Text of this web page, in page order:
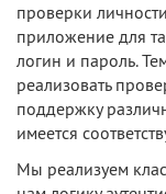
проверки
приложение для
логин и пароль.
реализовать
поддержку
имеется
Мы реализуем